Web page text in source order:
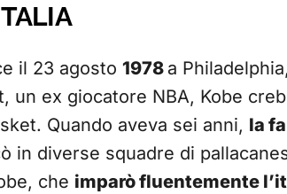
il 23 agosto 1978 a
un ex giocatore NBA, Kobe
Quando aveva sei anni, la
in diverse squadre di
che imparò fluentemente